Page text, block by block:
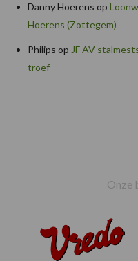
Danny Hoerens op
Hoerens (Zottegem)
Philips op JF AV
troef
Onze